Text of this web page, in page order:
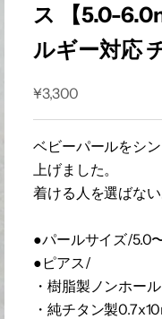
ス 【5.0-
ルギー対応
セール価格
¥3,300
ベビーパールをシ
上げました。
着ける人を選ばな
●パールサイズ/5.0
●ピアス/
・樹脂製ノンホー
・純チタン製